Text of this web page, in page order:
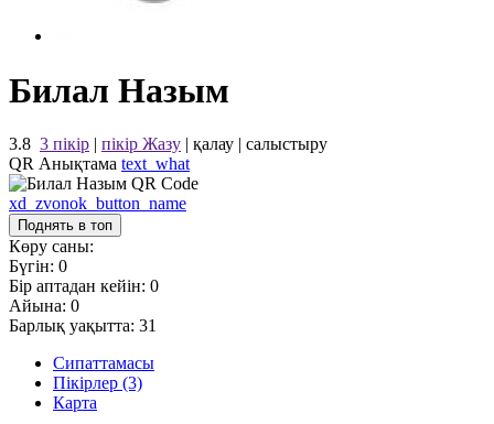
Билал Назым
3.8 3 пікір | пікір Жазу | қалау | салыстыру
QR Анықтама text_what
xd_zvonok_button_name
Поднять в топ
Көру саны:
Бүгін: 0
Бір аптадан кейін: 0
Айына: 0
Барлық уақытта: 31
Сипаттамасы
Пікірлер (3)
Карта